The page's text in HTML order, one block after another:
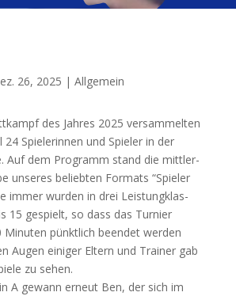
26, 2025 | Allgemein
des Jah­res 2025 ver­sam­mel­ten
24 Spie­le­rin­nen und Spie­ler in der
Auf dem Pro­gramm stand die mitt­ler­
unse­res belieb­ten For­mats “Spie­ler
immer wur­den in drei Leis­tung­klas­
15 gespielt, so dass das Tur­nier
Minu­ten pünkt­lich been­det wer­den
Augen eini­ger Eltern und Trai­ner gab
zu sehen.
A gewann erneut Ben, der sich im